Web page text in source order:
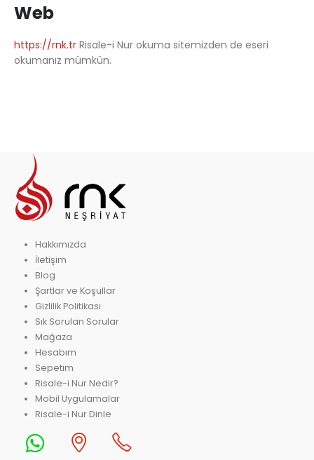
Web
https://rnk.tr Risale-i Nur okuma sitemizden de eseri
okumanız mümkün.
Hakkımızda
İletişim
Blog
Şartlar ve Koşullar
Gizlilik Politikası
Sık Sorulan Sorular
Mağaza
Hesabım
Sepetim
Risale-i Nur Nedir?
Mobil Uygulamalar
Risale-i Nur Dinle